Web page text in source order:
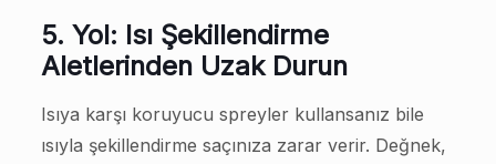
5. Yol: Isı Şekillendirme
Aletlerinden Uzak Durun
Isıya karşı koruyucu spreyler kullansanız bile
ısıyla şekillendirme saçınıza zarar verir. Değnek,